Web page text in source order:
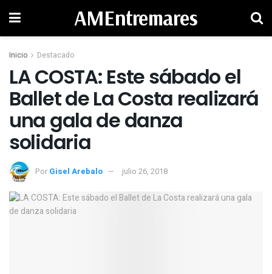
AMEntremares
Inicio Destacado
LA COSTA: Este sábado el
Ballet de La Costa realizará
una gala de danza
solidaria
Por Gisel Arebalo julio 26, 2018